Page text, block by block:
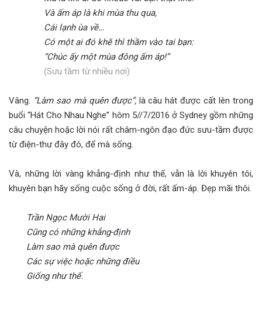
Và ấm áp là khi mùa thu qua,
Cái lạnh ùa về…
Có một ai đó khẽ thì thầm vào tai bạn:
“Chúc ấy một mùa đông ấm áp!”
(Sưu tầm từ nhiều nơi)
Vâng. “Làm sao mà quên được”, là câu hát được cất lên trong
buổi “Hát Cho Nhau Nghe” hôm 5//7/2016 ở Sydney gồm những
câu chuyện hoặc lời nói rất châm-ngôn đạo đức sưu-tầm được
từ điện-thư đây đó, để mà sống.
Và, những lời vàng khẳng-định như thế, vẫn là lời khuyên tôi,
khuyên bạn hãy sống cuộc sống ở đời, rất ấm-áp. Đẹp mãi thôi.
Trần Ngọc Mười Hai
Cũng có những khẳng-định
Làm sao mà quên được
Các sự việc hoặc những điều
Giống như thế.